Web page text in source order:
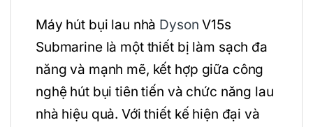
Máy hút bụi lau nhà Dyson V15s
Submarine là một thiết bị làm sạch đa
năng và mạnh mẽ, kết hợp giữa công
nghệ hút bụi tiên tiến và chức năng lau
nhà hiệu quả. Với thiết kế hiện đại và